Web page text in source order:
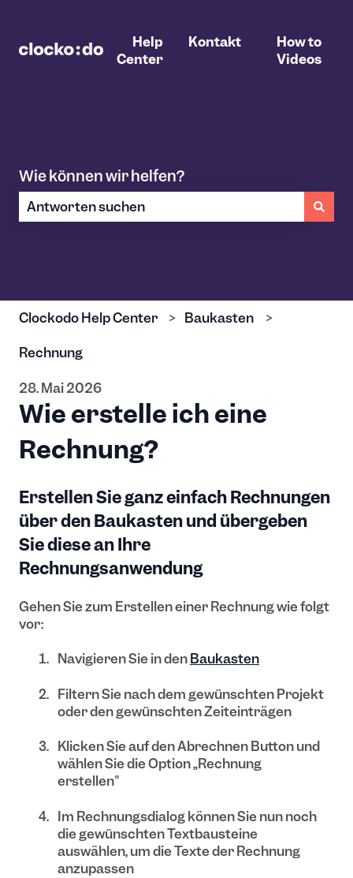
Help
Center
Kontakt
How to
Videos
Wie können wir helfen?
Clockodo Help Center Baukasten
Rechnung
28. Mai 2026
Wie erstelle ich eine
Rechnung?
Erstellen Sie ganz einfach Rechnungen
über den Baukasten und übergeben
Sie diese an Ihre
Rechnungsanwendung
Gehen Sie zum Erstellen einer Rechnung wie folgt
vor:
Navigieren Sie in denBaukasten
Filtern Sie nach dem gewünschten Projekt
oder den gewünschten Zeiteinträgen
Klicken Sie auf den Abrechnen Button und
wählen Sie die Option „Rechnung
erstellen"
Im Rechnungsdialog können Sie nun noch
die gewünschten Textbausteine
auswählen, um die Texte der Rechnung
anzupassen